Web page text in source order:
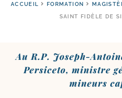
ACCUEIL FORMATION
SAINT FIDÈLE DE
Au R.P. Joseph-​
Persiceto, ministre
mineurs